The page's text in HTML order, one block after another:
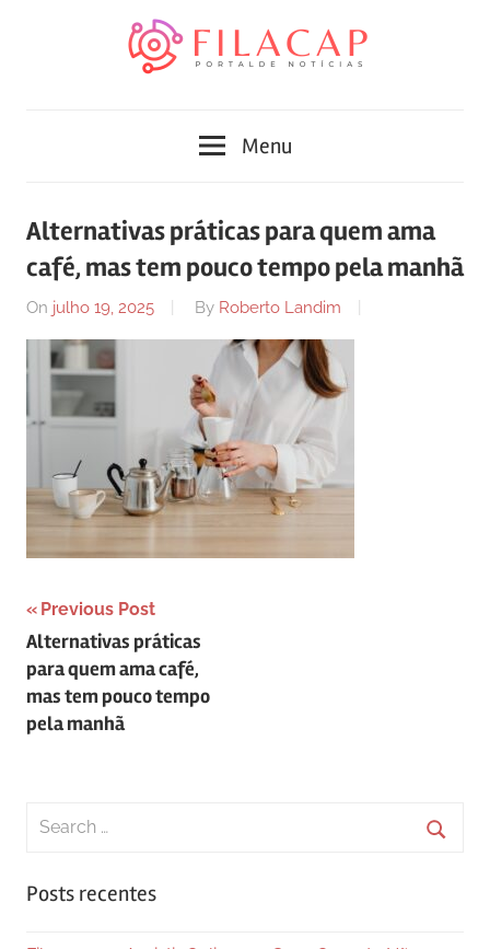
notícias
FilaCap
com
informações
relevantes.
Menu
Alternativas práticas para quem ama
café, mas tem pouco tempo pela manhã
On julho 19, 2025 By Roberto Landim
Navegação
de
Post
Previous Post
Alternativas práticas
para quem ama café,
mas tem pouco tempo
pela manhã
Search
Posts recentes